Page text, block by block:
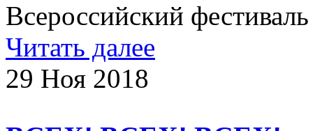
Всероссийский
Читать далее
29 Ноя 2018